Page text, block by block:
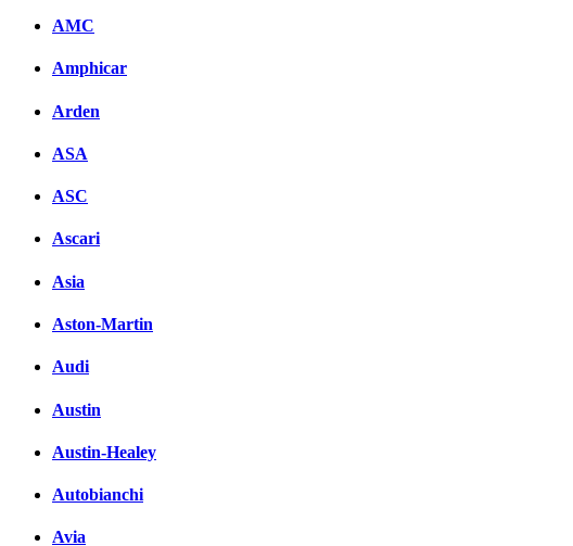
AMC
Amphicar
Arden
ASA
ASC
Ascari
Asia
Aston-Martin
Audi
Austin
Austin-Healey
Autobianchi
Avia